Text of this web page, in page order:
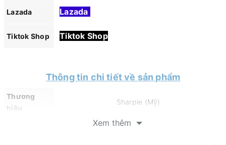
Lazada Lazada
Tiktok Shop Tiktok Shop
Thông tin chi tiết về sản phẩm
Thương
hiệu
Sharpie (Mỹ)
Đen, Đỏ, Xanh dương
Xem thêm